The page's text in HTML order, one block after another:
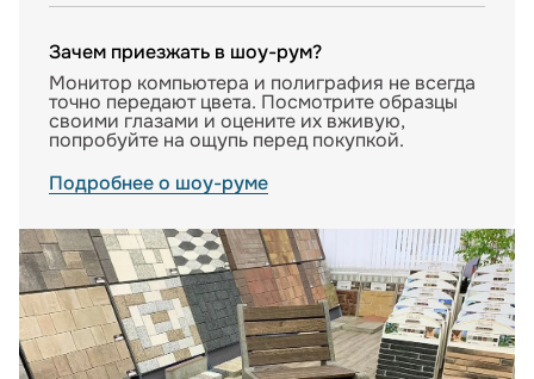
Зачем приезжать в шоу-рум?
Монитор компьютера и полиграфия не всегда
точно передают цвета. Посмотрите образцы
своими глазами и оцените их вживую,
попробуйте на ощупь перед покупкой.
Подробнее о шоу-руме